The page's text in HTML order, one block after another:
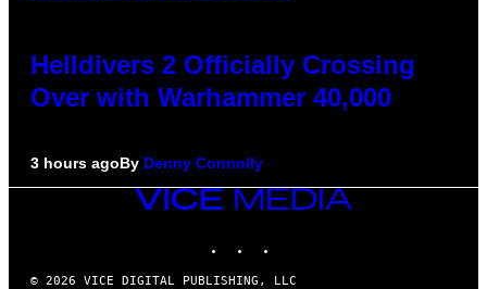
Helldivers 2 Officially Crossing
Over with Warhammer 40,000
3 hours agoBy Denny Connolly
VICE
MEDIA
© 2026 VICE DIGITAL PUBLISHING, LLC